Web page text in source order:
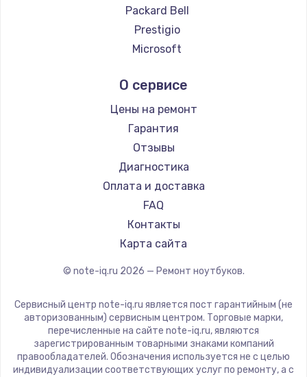
Ремонт ноутбуков Evga
Ремонт ноутбуков Google
Ремонт ноутбуков Echips
Ремонт ноутбуков Predator
Ремонт ноутбуков iru
Ремонт ноутбуков Machenike
Ремонт ноутбуков DEXP
Ремонт ноутбуков Teclast
Ремонт ноутбуков CHUWI
Ремонт ноутбуков Colorful
Packard Bell
Prestigio
Microsoft
Aquarius
Gigabyte
Aorus
Maibenben
Getac
Epson
Philips
LG
Panasonic
ZTE
Hiper
Evga
О сервисе
Цены на ремонт
Гарантия
Отзывы
Диагностика
Оплата и доставка
FAQ
Контакты
Карта сайта
© note-iq.ru 2026 — Ремонт ноутбуков.
Сервисный центр note-iq.ru является пост гарантийным (не
авторизованным) сервисным центром. Торговые марки,
перечисленные на сайте note-iq.ru, являются
зарегистрированным товарными знаками компаний
правообладателей. Обозначения используется не с целью
индивидуализации соответствующих услуг по ремонту, а с